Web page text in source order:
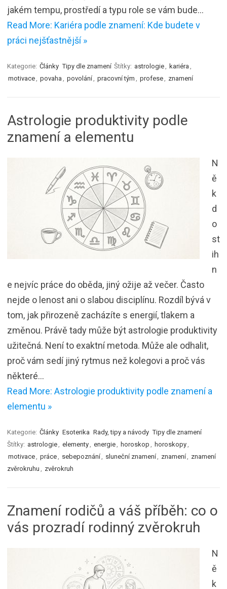
jakém tempu, prostředí a typu role se vám bude…
Read More: Kariéra podle znamení: Kde budete v
práci nejšťastnější »
Kategorie: Články Tipy dle znamení Štítky: astrologie kariéra
motivace
povaha povolání pracovní tým profese znamení
Astrologie produktivity podle
znamení a elementu
N
ě
k
d
o
st
ih
n
e nejvíc práce do oběda, jiný ožije až večer. Často
nejde o lenost ani o slabou disciplínu. Rozdíl bývá v
tom, jak přirozeně zacházíte s energií, tlakem a
změnou. Právě tady může být astrologie produktivity
užitečná. Není to exaktní metoda. Může ale odhalit,
proč vám sedí jiný rytmus než kolegovi a proč vás
některé…
Read More: Astrologie produktivity podle znamení a
elementu »
Kategorie: Články Esoterika Rady, tipy a návody Tipy dle znamení
Štítky: astrologie elementy energie horoskop horoskopy
motivace
práce sebepoznání sluneční znamení znamení
znamení
zvěrokruhu
zvěrokruh
Znamení rodičů a váš příběh: co o
vás prozradí rodinný zvěrokruh
N
ě
k